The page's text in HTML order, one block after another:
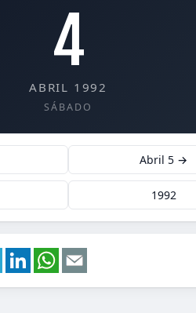
4
ABRIL 1992
SÁBADO
Abril 5 →
1992